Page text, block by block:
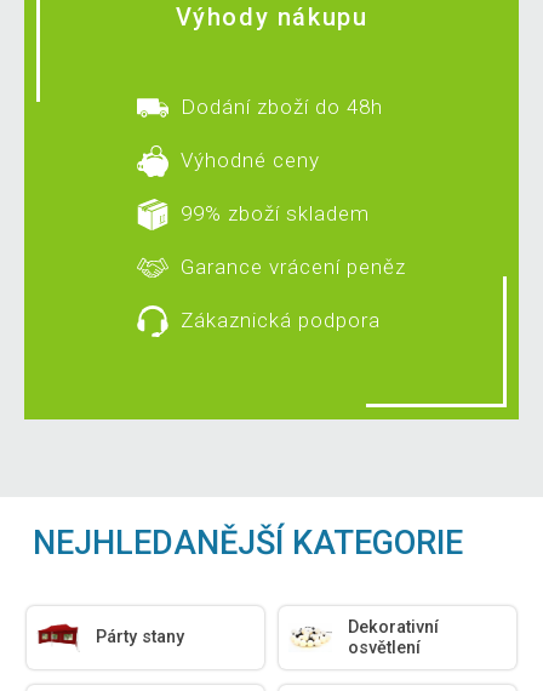
Výhody nákupu
Dodání zboží do 48h
Výhodné ceny
99% zboží skladem
Garance vrácení peněz
Zákaznická podpora
NEJHLEDANĚJŠÍ KATEGORIE
Párty stany
Dekorativní
osvětlení